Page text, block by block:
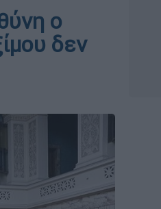
ο
δεν